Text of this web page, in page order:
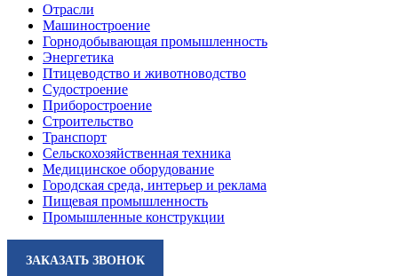
Отрасли
Машиностроение
Горнодобывающая промышленность
Энергетика
Птицеводство и животноводство
Судостроение
Приборостроение
Строительство
Транспорт
Сельскохозяйственная техника
Медицинское оборудование
Городская среда, интерьер и реклама
Пищевая промышленность
Промышленные конструкции
ЗАКАЗАТЬ ЗВОНОК